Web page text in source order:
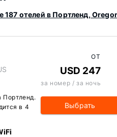
187 отелей в Портленд,
Портленд.
в 4
ОТ
USD 247
за номер / за ночь
Выбрать